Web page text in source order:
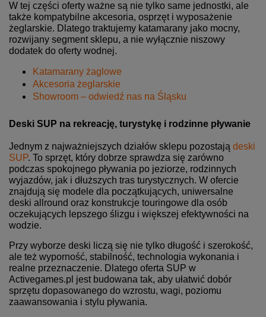
W tej części oferty ważne są nie tylko same jednostki, ale
także kompatybilne akcesoria, osprzęt i wyposażenie
żeglarskie. Dlatego traktujemy katamarany jako mocny,
rozwijany segment sklepu, a nie wyłącznie niszowy
dodatek do oferty wodnej.
Katamarany żaglowe
Akcesoria żeglarskie
Showroom – odwiedź nas na Śląsku
Deski SUP na rekreację, turystykę i rodzinne pływanie
Jednym z najważniejszych działów sklepu pozostają deski
SUP. To sprzęt, który dobrze sprawdza się zarówno
podczas spokojnego pływania po jeziorze, rodzinnych
wyjazdów, jak i dłuższych tras turystycznych. W ofercie
znajdują się modele dla początkujących, uniwersalne
deski allround oraz konstrukcje touringowe dla osób
oczekujących lepszego ślizgu i większej efektywności na
wodzie.
Przy wyborze deski liczą się nie tylko długość i szerokość,
ale też wyporność, stabilność, technologia wykonania i
realne przeznaczenie. Dlatego oferta SUP w
Activegames.pl jest budowana tak, aby ułatwić dobór
sprzętu dopasowanego do wzrostu, wagi, poziomu
zaawansowania i stylu pływania.